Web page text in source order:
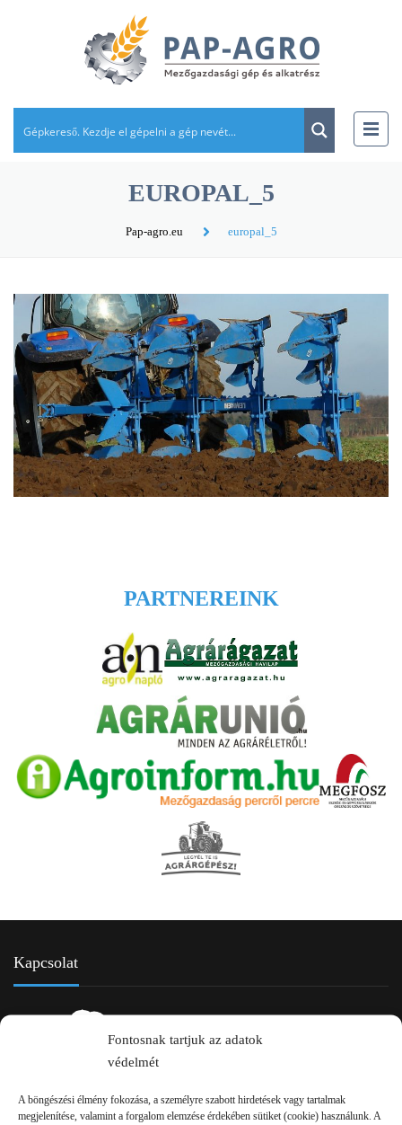
Fontosnak tartjuk az adatok
védelmét
A böngészési élmény fokozása, a személyre szabott hirdetések vagy tartalmak
megjelenítése, valamint a forgalom elemzése érdekében sütiket (cookie) használunk. A
EUROPAL_5
Pap-agro.eu europal_5
PARTNEREINK
Kapcsolat